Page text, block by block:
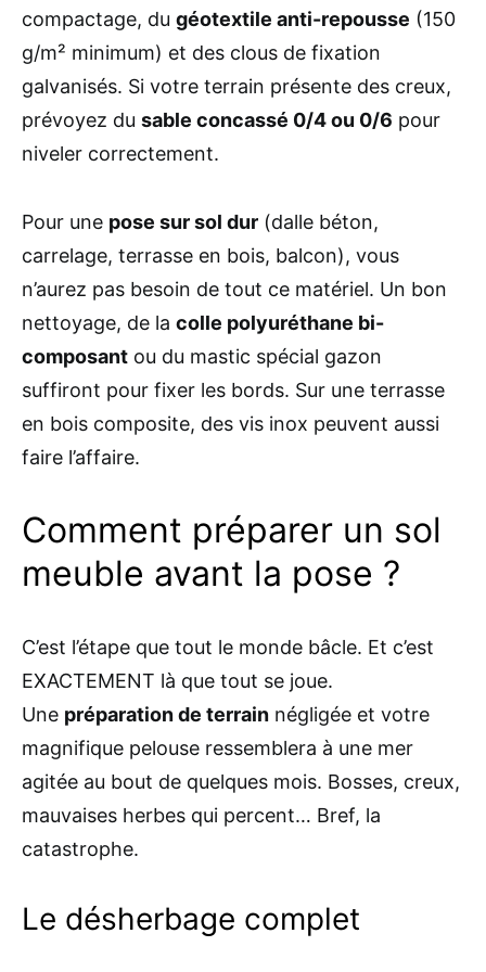
compactage, du géotextile anti-repousse (150
g/m² minimum) et des clous de fixation
galvanisés. Si votre terrain présente des creux,
prévoyez du sable concassé 0/4 ou 0/6 pour
niveler correctement.
Pour une pose sur sol dur (dalle béton,
carrelage, terrasse en bois, balcon), vous
n’aurez pas besoin de tout ce matériel. Un bon
nettoyage, de la colle polyuréthane bi-
composant ou du mastic spécial gazon
suffiront pour fixer les bords. Sur une terrasse
en bois composite, des vis inox peuvent aussi
faire l’affaire.
Comment préparer un sol
meuble avant la pose ?
C’est l’étape que tout le monde bâcle. Et c’est
EXACTEMENT là que tout se joue.
Une préparation de terrain négligée et votre
magnifique pelouse ressemblera à une mer
agitée au bout de quelques mois. Bosses, creux,
mauvaises herbes qui percent… Bref, la
catastrophe.
Le désherbage complet